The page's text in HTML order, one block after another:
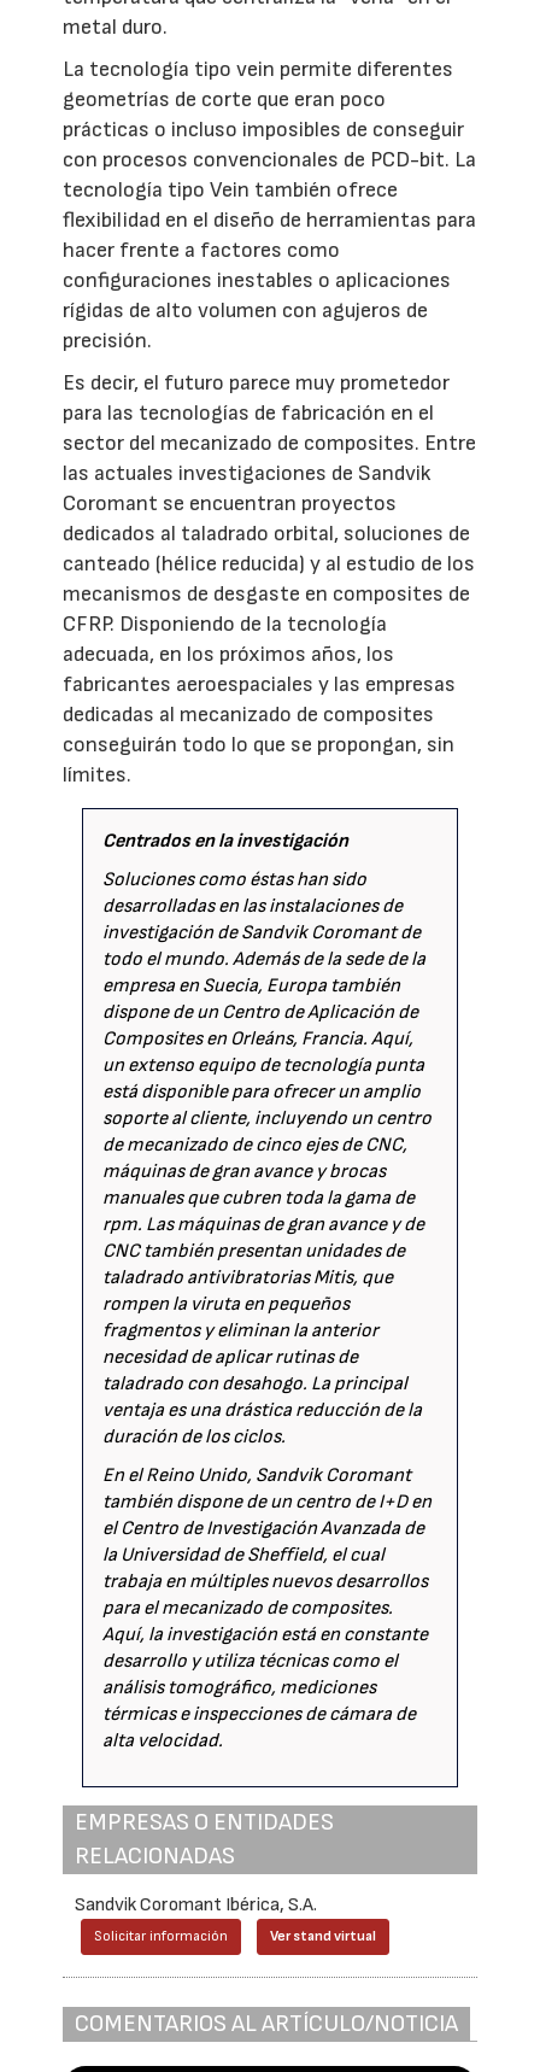
metal duro.
La tecnología tipo vein permite diferentes
geometrías de corte que eran poco
prácticas o incluso imposibles de conseguir
con procesos convencionales de PCD-bit. La
tecnología tipo Vein también ofrece
flexibilidad en el diseño de herramientas para
hacer frente a factores como
configuraciones inestables o aplicaciones
rígidas de alto volumen con agujeros de
precisión.
Es decir, el futuro parece muy prometedor
para las tecnologías de fabricación en el
sector del mecanizado de composites. Entre
las actuales investigaciones de Sandvik
Coromant se encuentran proyectos
dedicados al taladrado orbital, soluciones de
canteado (hélice reducida) y al estudio de los
mecanismos de desgaste en composites de
CFRP. Disponiendo de la tecnología
adecuada, en los próximos años, los
fabricantes aeroespaciales y las empresas
dedicadas al mecanizado de composites
conseguirán todo lo que se propongan, sin
límites.
Centrados en la investigación
Soluciones como éstas han sido
desarrolladas en las instalaciones de
investigación de Sandvik Coromant de
todo el mundo. Además de la sede de la
empresa en Suecia, Europa también
dispone de un Centro de Aplicación de
Composites en Orleáns, Francia. Aquí,
un extenso equipo de tecnología punta
está disponible para ofrecer un amplio
soporte al cliente, incluyendo un centro
de mecanizado de cinco ejes de CNC,
máquinas de gran avance y brocas
manuales que cubren toda la gama de
rpm. Las máquinas de gran avance y de
CNC también presentan unidades de
taladrado antivibratorias Mitis, que
rompen la viruta en pequeños
fragmentos y eliminan la anterior
necesidad de aplicar rutinas de
taladrado con desahogo. La principal
ventaja es una drástica reducción de la
duración de los ciclos.
En el Reino Unido, Sandvik Coromant
también dispone de un centro de I+D en
el Centro de Investigación Avanzada de
la Universidad de Sheffield, el cual
trabaja en múltiples nuevos desarrollos
para el mecanizado de composites.
Aquí, la investigación está en constante
desarrollo y utiliza técnicas como el
análisis tomográfico, mediciones
térmicas e inspecciones de cámara de
alta velocidad.
EMPRESAS O ENTIDADES
RELACIONADAS
Sandvik Coromant Ibérica, S.A.
Solicitar información Ver stand virtual
COMENTARIOS AL ARTÍCULO/NOTICIA